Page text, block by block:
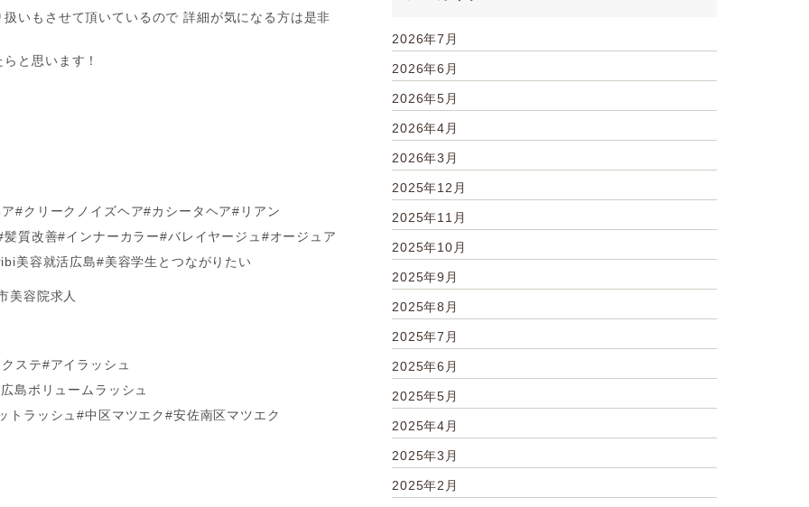
いもさせて頂いているので 詳細が気になる方は是非
と思います！
#クリークノイズヘア#カシータヘア#リアン
質改善#インナーカラー#バレイヤージュ#オージュア
美容就活広島#美容学生とつながりたい
美容院求人
ステ#アイラッシュ
島ボリュームラッシュ
ラッシュ#中区マツエク#安佐南区マツエク
2026年7月
2026年6月
2026年5月
2026年4月
2026年3月
2025年12月
2025年11月
2025年10月
2025年9月
2025年8月
2025年7月
2025年6月
2025年5月
2025年4月
2025年3月
2025年2月